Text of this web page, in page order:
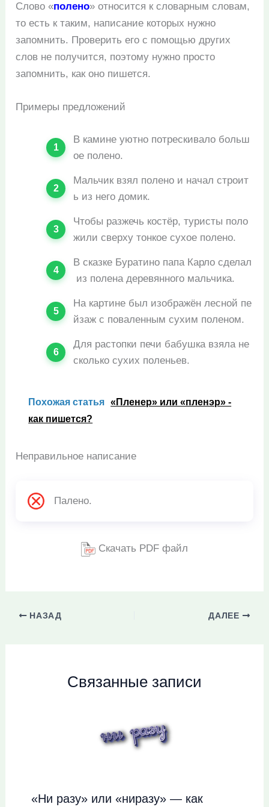
Слово «полено» относится к словарным словам,
то есть к таким, написание которых нужно
запомнить. Проверить его с помощью других
слов не получится, поэтому нужно просто
запомнить, как оно пишется.
Примеры предложений
В камине уютно потрескивало больш
ое полено.
Мальчик взял полено и начал строит
ь из него домик.
Чтобы разжечь костёр, туристы поло
жили сверху тонкое сухое полено.
В сказке Буратино папа Карло сделал
из полена деревянного мальчика.
На картине был изображён лесной пе
йзаж с поваленным сухим поленом.
Для растопки печи бабушка взяла не
сколько сухих поленьев.
Похожая статья «Пленер» или «пленэр» -
как пишется?
Неправильное написание
Палено.
Скачать PDF файл
НАЗАД ДАЛЕЕ
Связанные записи
«Ни разу» или «ниразу» — как